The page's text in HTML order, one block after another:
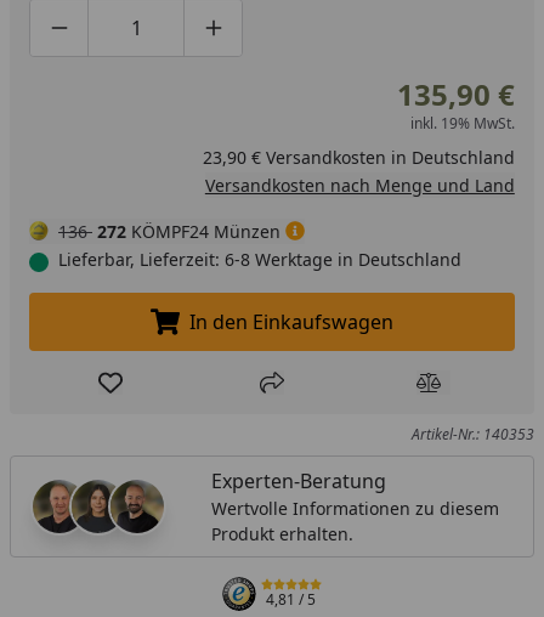
Produktmenge um eins verringern
Produktmenge manuell eingeben
Produktmenge um eins erhöhen
135,90 €
inkl. 19% MwSt.
23,90 € Versandkosten in Deutschland
Versandkosten nach Menge und Land
136 272 KÖMPF24 Münzen
Lieferbar, Lieferzeit: 6-8 Werktage in Deutschland
In den Einkaufswagen legen
In den Einkaufswagen
Produkt zur Wunschliste hinzufügen
Teilen Produkt
Artikel-Nr.: 140353
Experten-Beratung
Wertvolle Informationen zu diesem
Produkt erhalten.
4,81/ 5